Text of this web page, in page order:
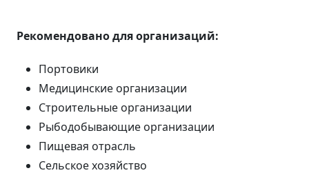
Рекомендовано для организаций:
Портовики
Медицинские организации
Строительные организации
Рыбодобывающие организации
Пищевая отрасль
Сельское хозяйство